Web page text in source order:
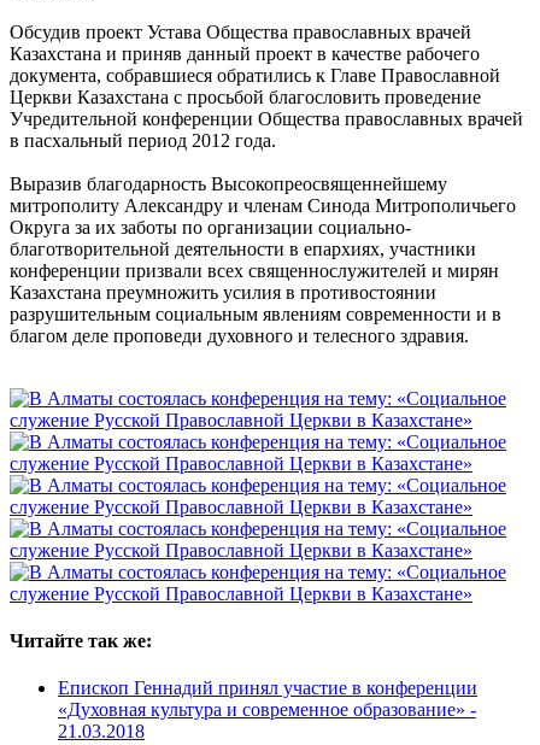
Обсудив проект Устава Общества православных врачей
Казахстана и приняв данный проект в качестве рабочего
документа, собравшиеся обратились к Главе Православной
Церкви Казахстана с просьбой благословить проведение
Учредительной конференции Общества православных врачей
в пасхальный период 2012 года.
Выразив благодарность Высокопреосвященнейшему
митрополиту Александру и членам Синода Митрополичьего
Округа за их заботы по организации социально-
благотворительной деятельности в епархиях, участники
конференции призвали всех священнослужителей и мирян
Казахстана преумножить усилия в противостоянии
разрушительным социальным явлениям современности и в
благом деле проповеди духовного и телесного здравия.
Читайте так же:
Епископ Геннадий принял участие в конференции
«Духовная культура и современное образование» -
21.03.2018